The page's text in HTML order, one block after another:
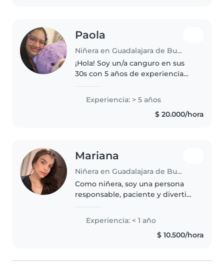
Paola
Niñera en Guadalajara de Buga
¡Hola! Soy un/a canguro en sus
30s con 5 años de experiencia
preescolar y primaria. Me
encanta leer cuentos, hacer
manualidades y jugar música con
Experiencia: > 5 años
$ 20.000/hora
Mariana
Niñera en Guadalajara de Buga
Como niñera, soy una persona
responsable, paciente y divertida
edades, desde bebés hasta
preescolares. Aunque no cuento
Experiencia: < 1 año
$ 10.500/hora